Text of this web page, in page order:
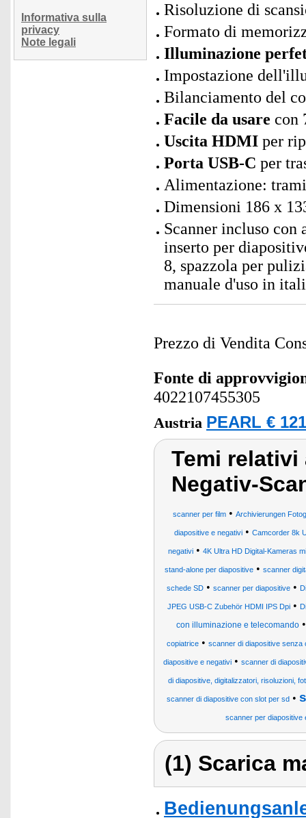
Informativa sulla
privacy
Note legali
Risoluzione di
Formato di
Illuminazione
Impostazione
Bilanciamento del
Facile da usare con
Uscita HDMI per
Porta USB-C per
Alimentazione:
Dimensioni 186 x
Scanner incluso con
inserto per
8, spazzola per
manuale d'uso in
Prezzo di Vendita
Fonte di
4022107455305
Austria PEARL €
Temi relativi
Negativ-
scanner per film • Archivierungen
diapositive e negativi• Camcorder 8k
negativi • 4K Ultra HD Digital-Kameras
stand-alone per diapositive • scanner
schede SD• scanner per diapositive•
JPEG USB-C Zubehör HDMI IPS Dpi •
con illuminazione e telecomando
copiatrice • scanner di diapositive senza
diapositive e negativi • scanner di
di diapositive, digitalizzatori, risoluzioni,
scanner di diapositive con slot per sd•
scanner per diapositive
(1) Scarica